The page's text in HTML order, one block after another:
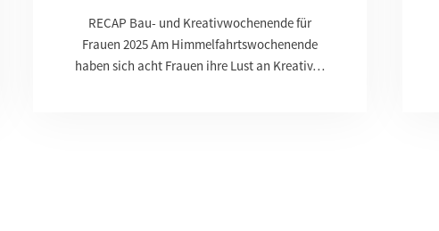
RECAP Bau- und Kreativwochenende für
Frauen 2025 Am Himmelfahrtswochenende
haben sich acht Frauen ihre Lust an Kreativ…